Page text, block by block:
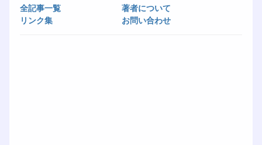
全記事一覧
著者について
リンク集
お問い合わせ